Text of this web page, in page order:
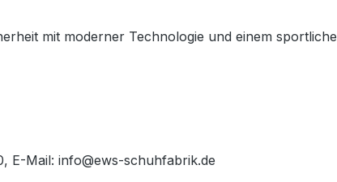
mit moderner Technologie und einem
E-Mail: info@ews-schuhfabrik.de